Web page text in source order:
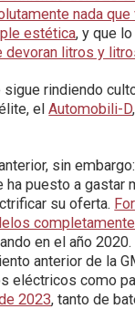
nada
estética, y que
litros y
rindiendo
elAutomobili-D
sin
ha puesto a
su oferta.
en el año
anterior de la
eléctricos como
2023, tanto de